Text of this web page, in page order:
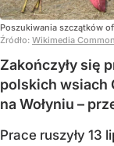
Poszukiwania szczątków
Źródło: Wikimedia
Zakończyły się
polskich wsiach
na Wołyniu –
Prace ruszyły 13